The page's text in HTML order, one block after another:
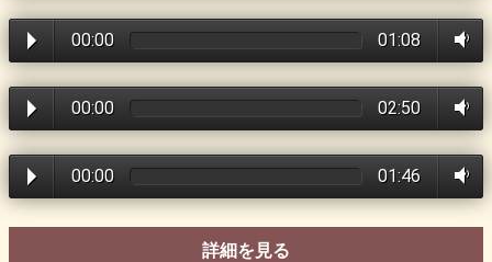
00:00 01:08
00:00 02:50
00:00 01:46
詳細を見る